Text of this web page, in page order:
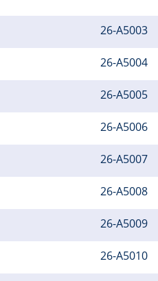
26-A5003
26-A5004
26-A5005
26-A5006
26-A5007
26-A5008
26-A5009
26-A5010